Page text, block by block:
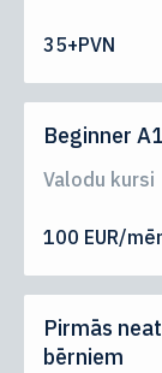
35+PVN
Beginner
Valodu kursi
100 EUR/
Pirmās
bērniem